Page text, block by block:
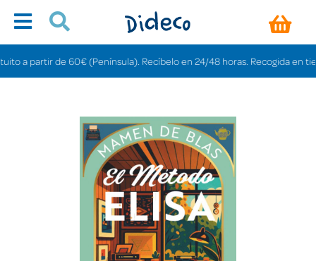
partir de 60€ (Península). Recíbelo en 24/48 horas. Recogida en